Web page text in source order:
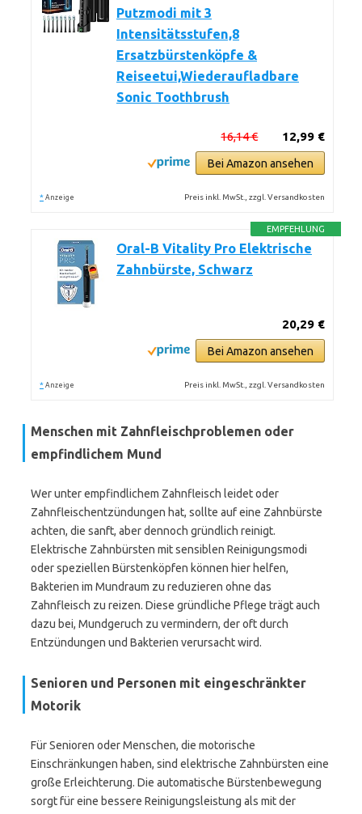
Putzmodi mit 3
Intensitätsstufen,8
Ersatzbürstenköpfe &
Reiseetui,Wiederaufladbare
Sonic Toothbrush
12,99 €
16,14 €
Bei Amazon ansehen
* Anzeige Preis inkl. MwSt., zzgl. Versandkosten
EMPFEHLUNG
Oral-B Vitality Pro Elektrische
Zahnbürste, Schwarz
20,29 €
Bei Amazon ansehen
* Anzeige Preis inkl. MwSt., zzgl. Versandkosten
Menschen mit Zahnfleischproblemen oder
empfindlichem Mund
Wer unter empfindlichem Zahnfleisch leidet oder
Zahnfleischentzündungen hat, sollte auf eine Zahnbürste
achten, die sanft, aber dennoch gründlich reinigt.
Elektrische Zahnbürsten mit sensiblen Reinigungsmodi
oder speziellen Bürstenköpfen können hier helfen,
Bakterien im Mundraum zu reduzieren ohne das
Zahnfleisch zu reizen. Diese gründliche Pflege trägt auch
dazu bei, Mundgeruch zu vermindern, der oft durch
Entzündungen und Bakterien verursacht wird.
Senioren und Personen mit eingeschränkter
Motorik
Für Senioren oder Menschen, die motorische
Einschränkungen haben, sind elektrische Zahnbürsten eine
große Erleichterung. Die automatische Bürstenbewegung
sorgt für eine bessere Reinigungsleistung als mit der